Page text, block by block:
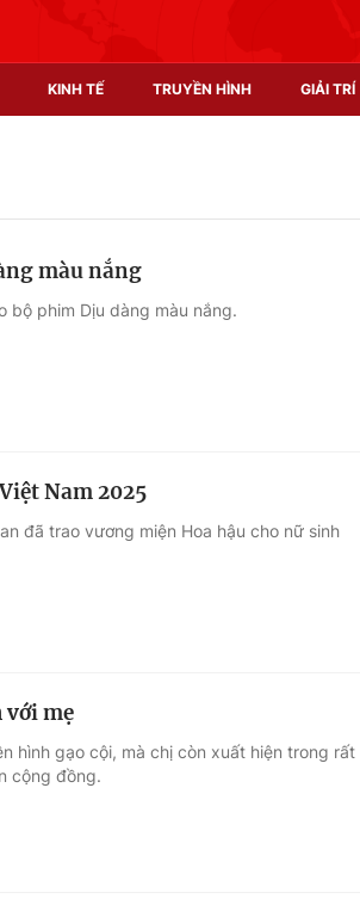
KINH TẾ TRUYỀN HÌNH GIẢI TRÍ
Học trực tuyến
màu nắng
bộ phim Dịu dàng màu nắng.
Nam 2025
đã trao vương miện Hoa hậu cho nữ sinh
với mẹ
hình gạo cội, mà chị còn xuất hiện trong rất
cộng đồng.